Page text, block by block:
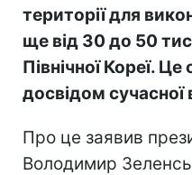
території для
ще від 30 до 50
Північної Кореї.
досвідом сучасної
Про це заявив
Володимир